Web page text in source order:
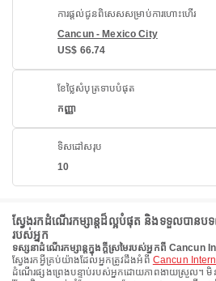
ការផ្តល់ជូនពិសេសសម្រាប់ការហោះហើរ
Cancun - Mexico City
US$ 66.74
ខែថ្លៃសំបុត្រទាបបំផុត
កញ្ញា
ទិសដៅសរុប
10
ស្វែងរកដំណើរកម្សាន្តដ៏ល្អបំផុត និងទទួលបានប
របស់អ្នក
ទស្សនាដំណើរកម្សាន្តក្នុងក្តីស្រមៃរបស់អ្នកពី
ស្វែងរកអ្វីគ្រប់យ៉ាងដែលអ្នកត្រូវដឹងអំពី Cancun
ដំណើរផ្សងព្រេងបន្ទាប់របស់អ្នកដោយភាពងាយស្រួល។ មិ